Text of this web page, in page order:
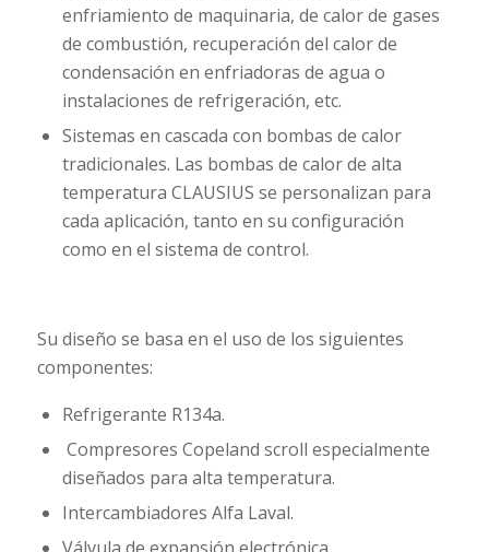
enfriamiento de maquinaria, de calor de gases
de combustión, recuperación del calor de
condensación en enfriadoras de agua o
instalaciones de refrigeración, etc.
Sistemas en cascada con bombas de calor
tradicionales. Las bombas de calor de alta
temperatura CLAUSIUS se personalizan para
cada aplicación, tanto en su configuración
como en el sistema de control.
Su diseño se basa en el uso de los siguientes
componentes:
Refrigerante R134a.
Compresores Copeland scroll especialmente
diseñados para alta temperatura.
Intercambiadores Alfa Laval.